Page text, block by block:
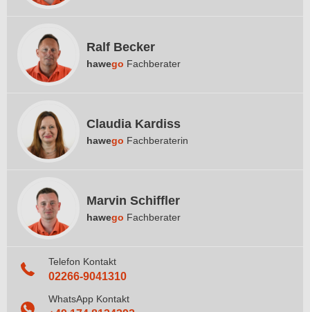
Ralf Becker
hawego Fachberater
Claudia Kardiss
hawego Fachberaterin
Marvin Schiffler
hawego Fachberater
Telefon Kontakt
02266-9041310
WhatsApp Kontakt